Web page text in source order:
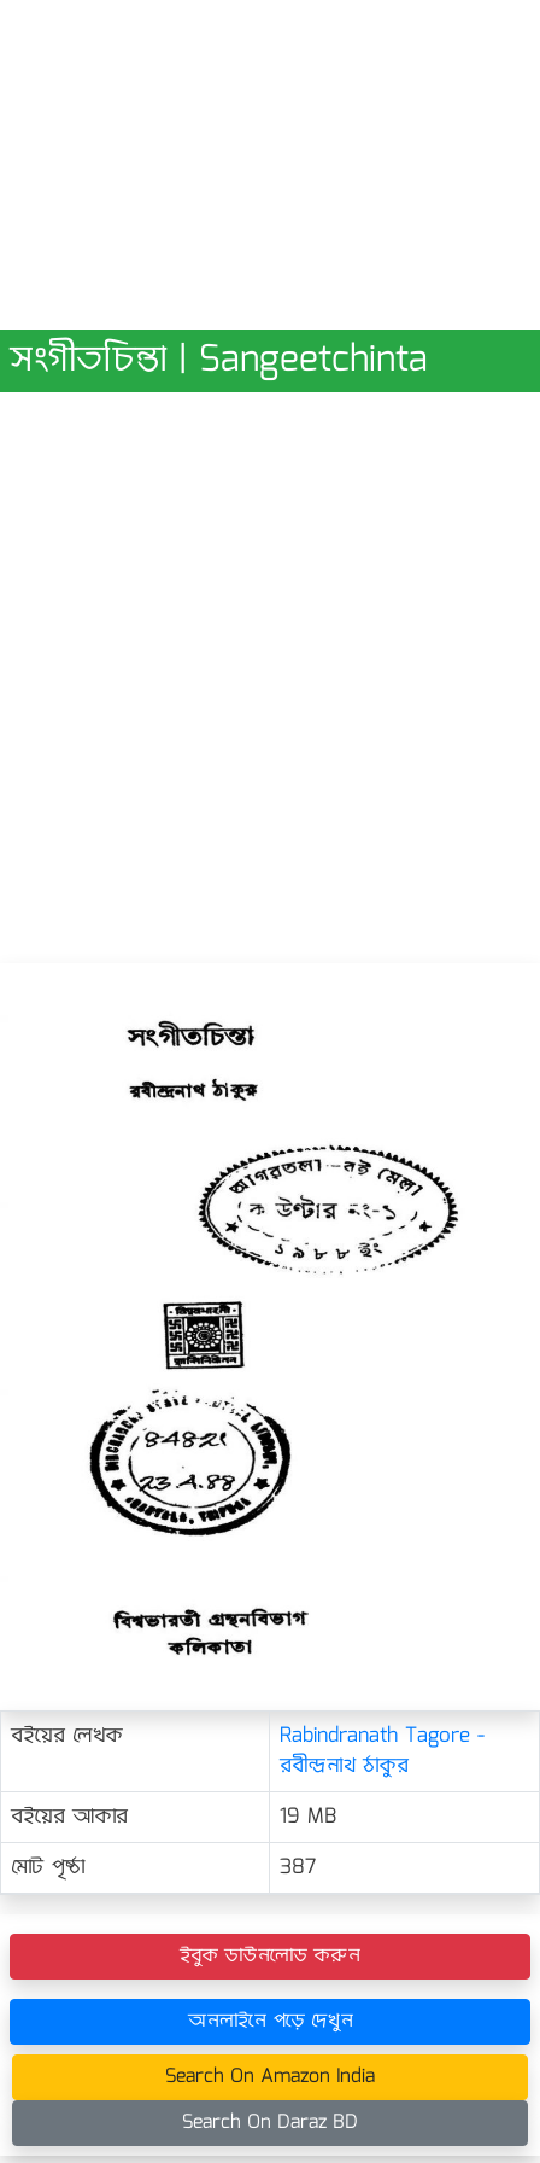
সংগীতচিন্তা | Sangeetchinta
বইয়ের লেখক
Rabindranath Tagore -
রবীন্দ্রনাথ ঠাকুর
বইয়ের আকার
19 MB
মোট পৃষ্ঠা
387
ইবুক ডাউনলোড করুন
অনলাইনে পড়ে দেখুন
Search On Amazon India
Search On Daraz BD